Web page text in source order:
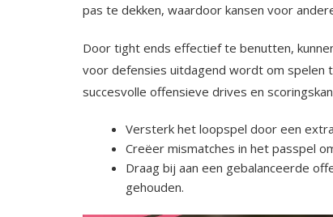
pas te dekken, waardoor kansen voor
Door tight ends effectief te benutten,
voor defensies uitdagend wordt om spelen
succesvolle offensieve drives en
Versterk het loopspel door een
Creëer mismatches in het passpel
Draag bij aan een gebalanceerde
gehouden.